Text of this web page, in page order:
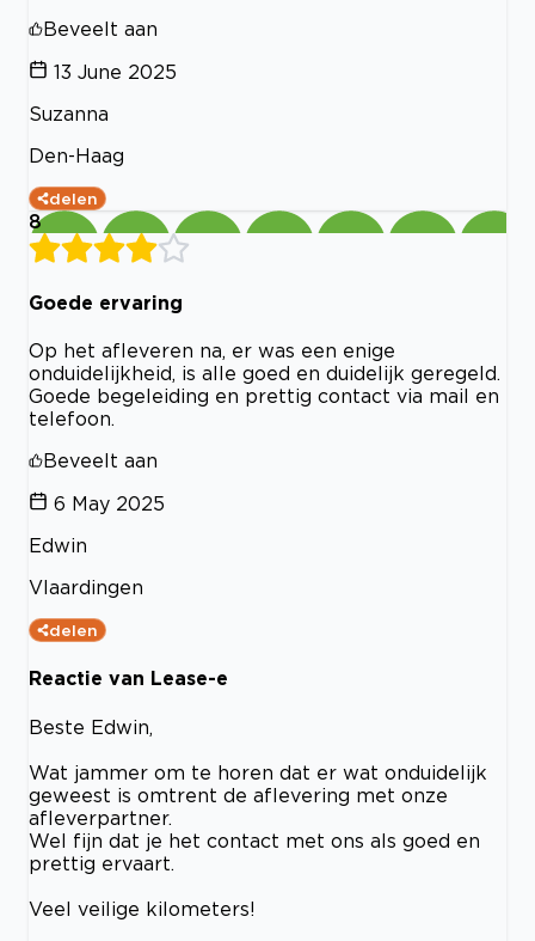
Beveelt aan
13 June 2025
Suzanna
Den-Haag
delen
8
Goede ervaring
Op het afleveren na, er was een enige
onduidelijkheid, is alle goed en duidelijk geregeld.
Goede begeleiding en prettig contact via mail en
telefoon.
Beveelt aan
6 May 2025
Edwin
Vlaardingen
delen
Reactie van Lease-e
Beste Edwin,
Wat jammer om te horen dat er wat onduidelijk
geweest is omtrent de aflevering met onze
afleverpartner.
Wel fijn dat je het contact met ons als goed en
prettig ervaart.
Veel veilige kilometers!